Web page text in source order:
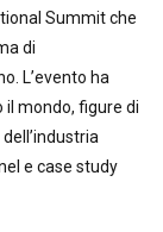
Summit che
di
L’evento ha
mondo, figure di
e case study